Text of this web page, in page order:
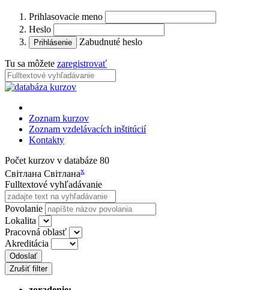
Prihlasovacie meno
Heslo
Zabudnuté heslo
Tu sa môžete zaregistrovať
Zoznam kurzov
Zoznam vzdelávacích inštitúcií
Kontakty
Počet kurzov v databáze 80
Світлана Світланаx
Fulltextové vyhľadávanie
Povolanie
Lokalita
Pracovná oblasť
Akreditácia
Odoslať
Zrušiť filter